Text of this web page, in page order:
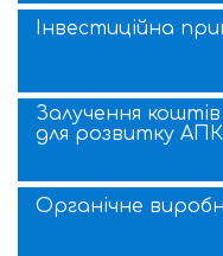
Інвестиційна
Залучення
для розвитку АПК
Органічне